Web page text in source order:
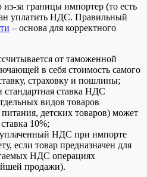
за границы импортер (то есть
уплатить НДС. Правильный
– основа для корректного
от таможенной
в себя стоимость самого
страховку и пошлины;
ставка НДС
видов товаров
детских товаров) может
10%;
НДС при импорте
если товар предназначен для
НДС операциях
продажи).